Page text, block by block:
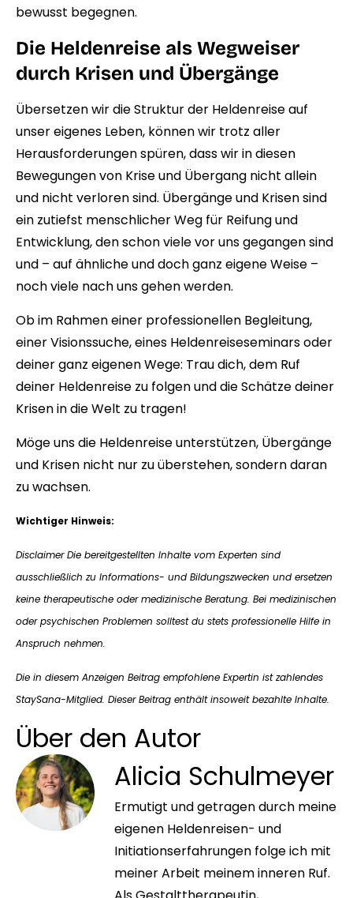
bewusst begegnen.
Die Heldenreise als Wegweiser
durch Krisen und Übergänge
Übersetzen wir die Struktur der Heldenreise auf
unser eigenes Leben, können wir trotz aller
Herausforderungen spüren, dass wir in diesen
Bewegungen von Krise und Übergang nicht allein
und nicht verloren sind. Übergänge und Krisen sind
ein zutiefst menschlicher Weg für Reifung und
Entwicklung, den schon viele vor uns gegangen sind
und – auf ähnliche und doch ganz eigene Weise –
noch viele nach uns gehen werden.
Ob im Rahmen einer professionellen Begleitung,
einer Visionssuche, eines Heldenreiseseminars oder
deiner ganz eigenen Wege: Trau dich, dem Ruf
deiner Heldenreise zu folgen und die Schätze deiner
Krisen in die Welt zu tragen!
Möge uns die Heldenreise unterstützen, Übergänge
und Krisen nicht nur zu überstehen, sondern daran
zu wachsen.
Wichtiger Hinweis:
Disclaimer Die bereitgestellten Inhalte vom Experten sind
ausschließlich zu Informations- und Bildungszwecken und ersetzen
keine therapeutische oder medizinische Beratung. Bei medizinischen
oder psychischen Problemen solltest du stets professionelle Hilfe in
Anspruch nehmen.
Die in diesem Anzeigen Beitrag empfohlene Expertin ist zahlendes
StaySana-Mitglied. Dieser Beitrag enthält insoweit bezahlte Inhalte.
Über den Autor
Alicia Schulmeyer
Ermutigt und getragen durch meine
eigenen Heldenreisen- und
Initiationserfahrungen folge ich mit
meiner Arbeit meinem inneren Ruf.